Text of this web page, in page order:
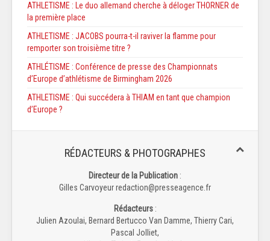
ATHLETISME : Le duo allemand cherche à déloger THORNER de
la première place
ATHLETISME : JACOBS pourra-t-il raviver la flamme pour
remporter son troisième titre ?
ATHLÉTISME : Conférence de presse des Championnats
d’Europe d’athlétisme de Birmingham 2026
ATHLETISME : Qui succédera à THIAM en tant que champion
d’Europe ?
RÉDACTEURS & PHOTOGRAPHES
Directeur de la Publication :
Gilles Carvoyeur redaction@presseagence.fr
Rédacteurs:
Julien Azoulai, Bernard Bertucco Van Damme, Thierry Cari,
Pascal Jolliet,